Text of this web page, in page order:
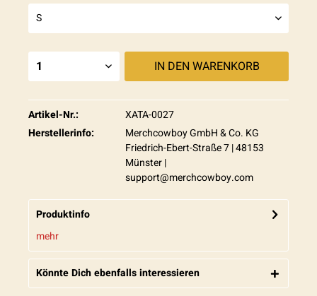
IN DEN WARENKORB
Artikel-Nr.:
XATA-0027
Herstellerinfo:
Merchcowboy GmbH & Co. KG
Friedrich-Ebert-Straße 7 | 48153
Münster |
support@merchcowboy.com
Produktinfo
mehr
Könnte Dich ebenfalls interessieren